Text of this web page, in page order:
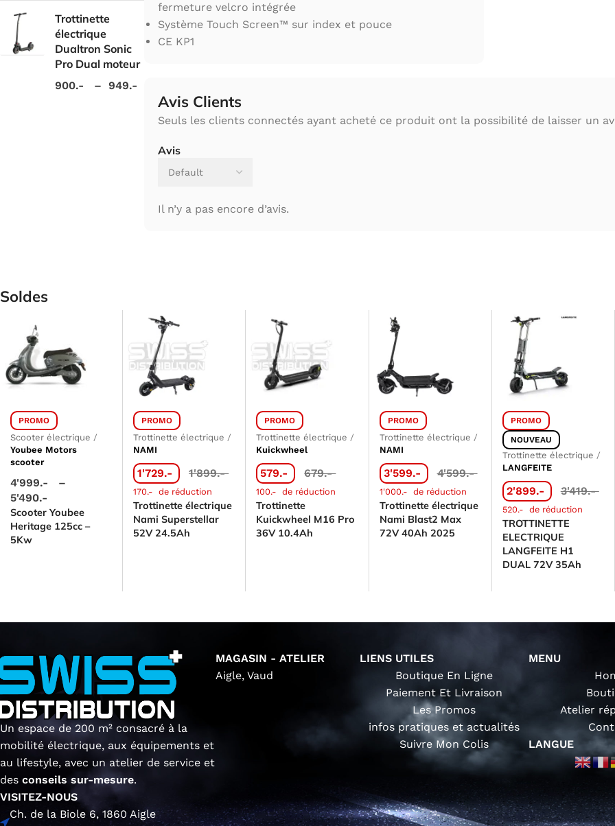
Trottinette
électrique
Dualtron Sonic
Pro Dual moteur
900.- – 949.-
fermeture velcro intégrée
Système Touch Screen™ sur index et pouce
CE KP1
Avis Clients
Avis
Il n’y a pas encore d’avis.
Seuls les clients connectés ayant acheté ce produit ont la possibilité de laisser un
Soldes
PROMO
Scooter électrique /
Youbee Motors
scooter
4'999.-
–
5'490.-
Scooter Youbee
Heritage 125cc –
5Kw
PROMO
Trottinette électrique /
NAMI
1'729.- 1'899.-
170.- de réduction
Trottinette électrique
Nami Superstellar
52V 24.5Ah
PROMO
Trottinette électrique /
Kuickwheel
579.- 679.-
100.- de réduction
Trottinette
Kuickwheel M16 Pro
36V 10.4Ah
PROMO
Trottinette électrique /
NAMI
3'599.- 4'599.-
1'000.- de réduction
Trottinette électrique
Nami Blast2 Max
72V 40Ah 2025
PROMO
NOUVEAU
Trottinette électrique /
LANGFEITE
2'899.- 3'419.-
520.- de réduction
TROTTINETTE
ELECTRIQUE
LANGFEITE H1
DUAL 72V 35Ah
Un espace de 200 m² consacré à la
mobilité électrique, aux équipements et
au lifestyle, avec un atelier de service et
des conseils sur-mesure.
VISITEZ-NOUS
Ch. de la Biole 6, 1860 Aigle
MAGASIN - ATELIER
Aigle, Vaud
LIENS UTILES
Boutique En Ligne
Paiement Et Livraison
Les Promos
infos pratiques et actualités
Suivre Mon Colis
MENU
Atelier
LANGUE